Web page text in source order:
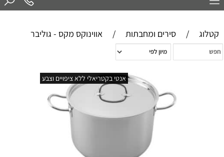
קטלוג / סירים ומחבתות / אווינוקס מקס - גוליבר
אנטי בקטריאלי ללא ציפויים וצבע